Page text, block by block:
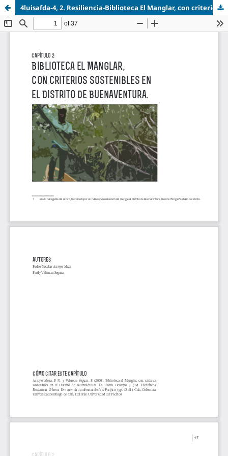
4luisafda-4, 2. Resiliencia-Biblioteca El Manglar, con criterios sostenibles en el Distrito de Buenaventura.pdf